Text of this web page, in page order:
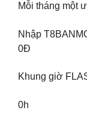
Mỗi tháng một
Nhập
0Đ
Khung giờ
0h